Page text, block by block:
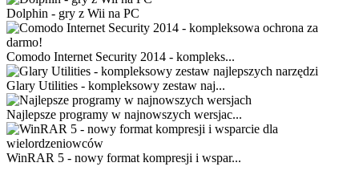
Dolphin - gry z Wii na PC
Comodo Internet Security 2014 - kompleks...
Glary Utilities - kompleksowy zestaw naj...
Najlepsze programy w najnowszych wersjac...
WinRAR 5 - nowy format kompresji i wspar...